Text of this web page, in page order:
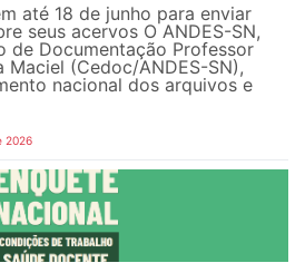
até 18 de junho para enviar
seus acervos O ANDES-SN,
de Documentação Professor
Maciel (Cedoc/ANDES-SN),
nacional dos arquivos e
2026